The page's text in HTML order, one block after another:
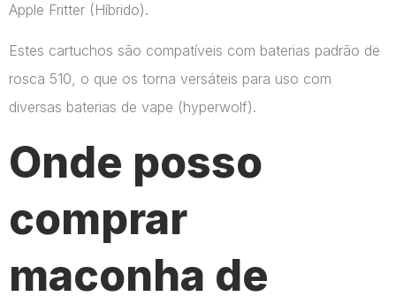
Apple Fritter (Híbrido).
Estes cartuchos são compatíveis com baterias padrão de
rosca 510, o que os torna versáteis para uso com
diversas baterias de vape​ (hyperwolf)​.
Onde posso
comprar
maconha de